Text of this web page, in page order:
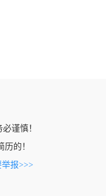
谨慎！
历的！
报>>>